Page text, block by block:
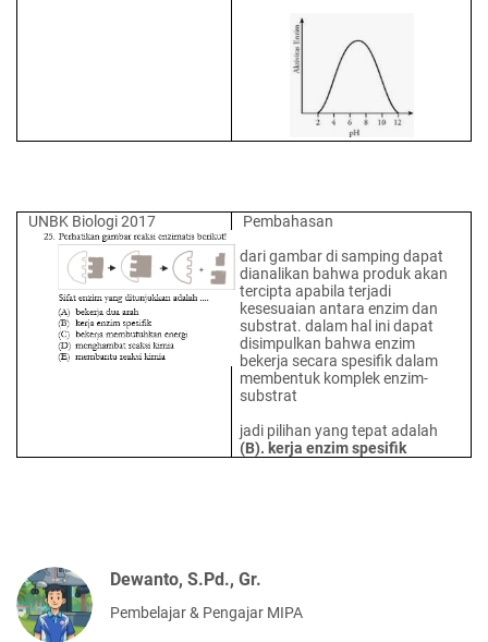
UNBK Biologi 2017
Pembahasan
dari gambar di samping dapat
dianalikan bahwa produk akan
tercipta apabila terjadi
kesesuaian antara enzim dan
substrat. dalam hal ini dapat
disimpulkan bahwa enzim
bekerja secara spesifik dalam
membentuk komplek enzim-
substrat
jadi pilihan yang tepat adalah
(B). kerja enzim spesifik
Dewanto, S.Pd., Gr.
Pembelajar & Pengajar MIPA